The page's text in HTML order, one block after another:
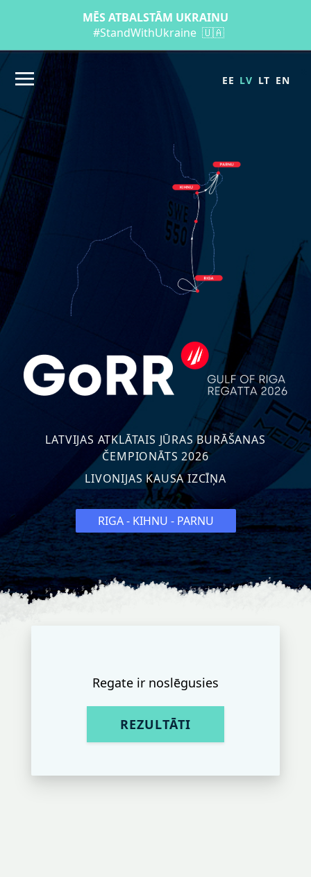
MĒS ATBALSTĀM UKRAINU
#StandWithUkraine 🇺🇦
EE LV LT EN
LATVIJAS ATKLĀTAIS JŪRAS BURĀŠANAS
ČEMPIONĀTS 2026
LIVONIJAS KAUSA IZCĪŅA
RIGA - KIHNU - PARNU
Regate ir noslēgusies
REZULTĀTI